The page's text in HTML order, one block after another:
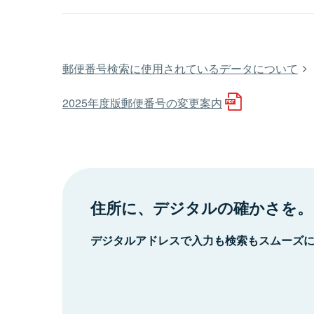
郵便番号検索に使用されているデータについて
2025年度版郵便番号の変更案内
住所に、デジタルの確かさを。
デジタルアドレスで入力も検索もスムーズ